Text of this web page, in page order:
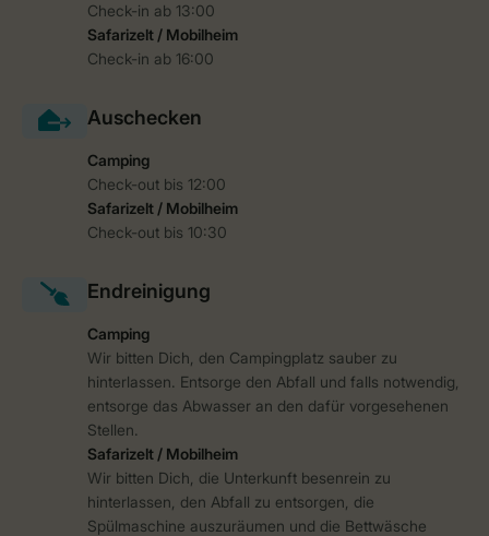
Check-in ab 13:00
Safarizelt / Mobilheim
Check-in ab 16:00
Camping
Check-out bis 12:00
Safarizelt / Mobilheim
Check-out bis 10:30
Camping
Wir bitten Dich, den Campingplatz sauber zu
hinterlassen. Entsorge den Abfall und falls notwendig,
entsorge das Abwasser an den dafür vorgesehenen
Stellen.
Safarizelt / Mobilheim
Wir bitten Dich, die Unterkunft besenrein zu
hinterlassen, den Abfall zu entsorgen, die
Spülmaschine auszuräumen und die Bettwäsche